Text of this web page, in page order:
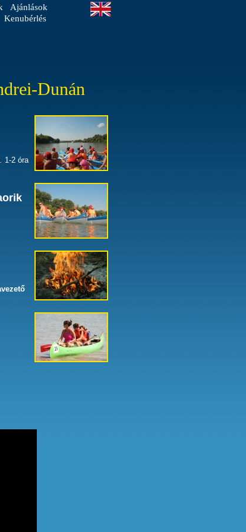
Ajánlások
Kenubérlés
Dunán
1-2 óra